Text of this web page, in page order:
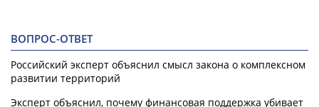
ВОПРОС-ОТВЕТ
Российский эксперт объяснил смысл закона о комплексном
развитии территорий
Эксперт объяснил, почему финансовая поддержка убивает